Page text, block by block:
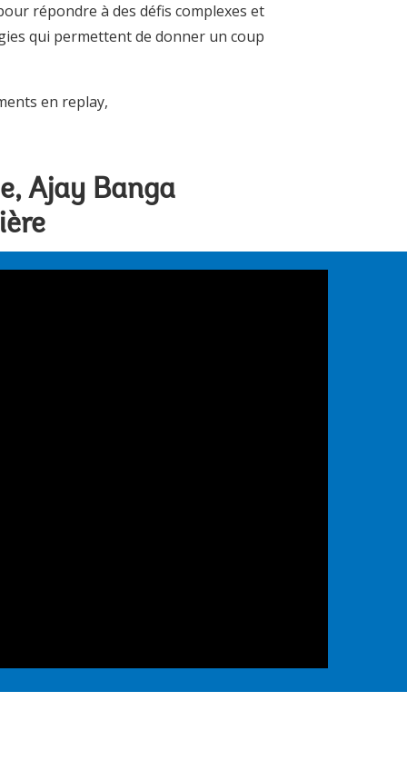
répondre à des défis complexes et
qui permettent de donner un coup
en replay,
Ajay Banga